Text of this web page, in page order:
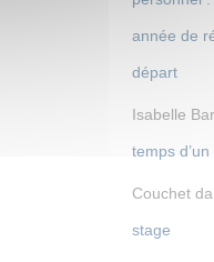
année de
départ
Isabelle
temps
Couchet
stage